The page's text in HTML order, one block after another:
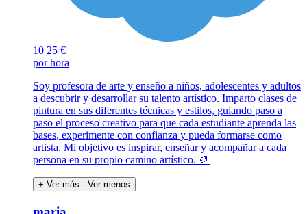
10 25 €
por hora
Soy profesora de arte y enseño a niños, adolescentes y adultos
a descubrir y desarrollar su talento artístico. Imparto clases de
pintura en sus diferentes técnicas y estilos, guiando paso a
paso el proceso creativo para que cada estudiante aprenda las
bases, experimente con confianza y pueda formarse como
artista. Mi objetivo es inspirar, enseñar y acompañar a cada
persona en su propio camino artístico. 🎨
+ Ver más - Ver menos